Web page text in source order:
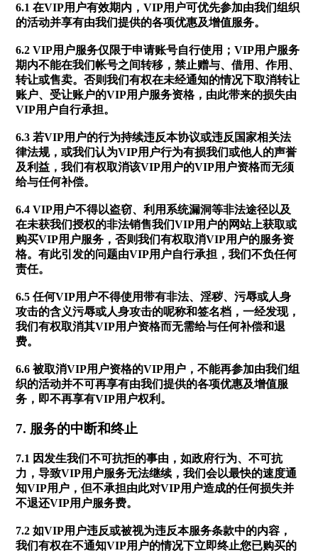
6.1 在VIP用户有效期内，VIP用户可优先参加由我们组织
的活动并享有由我们提供的各项优惠及增值服务。
6.2 VIP用户服务仅限于申请账号自行使用；VIP用户服务
期内不能在我们帐号之间转移，禁止赠与、借用、作用、
转让或售卖。否则我们有权在未经通知的情况下取消转让
账户、受让账户的VIP用户服务资格，由此带来的损失由
VIP用户自行承担。
6.3 若VIP用户的行为持续违反本协议或违反国家相关法
律法规，或我们认为VIP用户行为有损我们或他人的声誉
及利益，我们有权取消该VIP用户的VIP用户资格而无须
给与任何补偿。
6.4 VIP用户不得以盗窃、利用系统漏洞等非法途径以及
在未获我们授权的非法销售我们VIP用户的网站上获取或
购买VIP用户服务，否则我们有权取消VIP用户的服务资
格。有此引发的问题由VIP用户自行承担，我们不负任何
责任。
6.5 任何VIP用户不得使用带有非法、淫秽、污辱或人身
攻击的含义污辱或人身攻击的呢称和签名档，一经发现，
我们有权取消其VIP用户资格而无需给与任何补偿和退
费。
6.6 被取消VIP用户资格的VIP用户，不能再参加由我们组
织的活动并不可再享有由我们提供的各项优惠及增值服
务，即不再享有VIP用户权利。
7. 服务的中断和终止
7.1 因发生我们不可抗拒的事由，如政府行为、不可抗
力，导致VIP用户服务无法继续，我们会以最快的速度通
知VIP用户，但不承担由此对VIP用户造成的任何损失并
不退还VIP用户服务费。
7.2 如VIP用户违反或被视为违反本服务条款中的内容，
我们有权在不通知VIP用户的情况下立即终止您已购买的